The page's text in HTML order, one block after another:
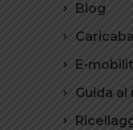
Blog
E-
Guida